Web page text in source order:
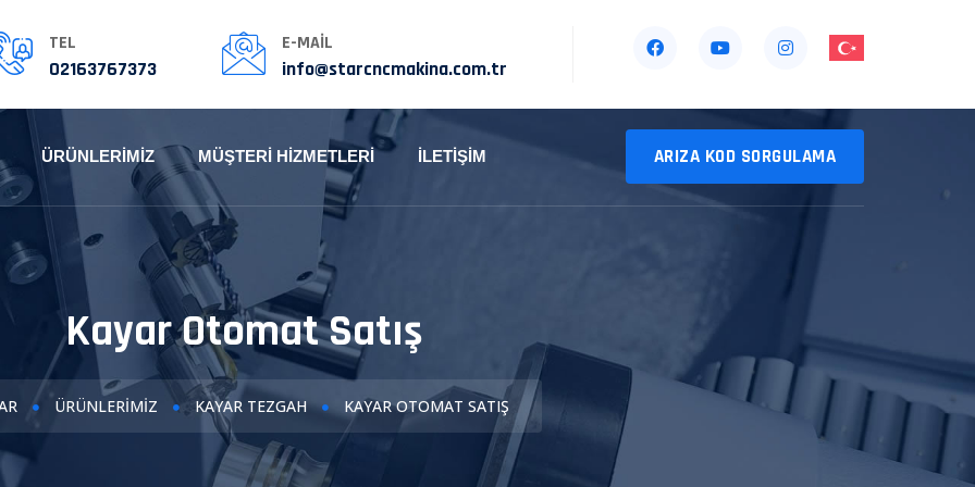
TEL
02163767373
E-MAIL
info@starcncmakina.com.tr
ÜRÜNLERIMIZ MÜŞTERI HIZMETLERI İLETIŞIM ARIZA KOD SORGULAMA
Kayar Otomat Satış
ÜRÜNLERIMIZ KAYAR TEZGAH KAYAR OTOMAT SATIŞ